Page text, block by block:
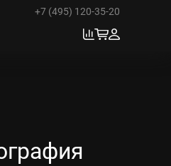
+7 (495) 120-35-20